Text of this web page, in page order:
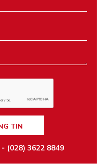
TIN
- (028) 3622 8849